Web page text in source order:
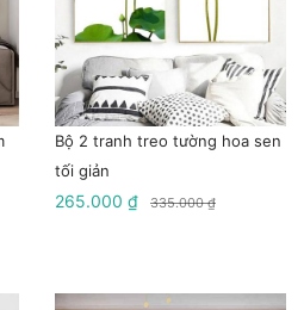
Bộ 2 tranh treo tường hoa sen
tối giản
265.000 ₫ 335.000 ₫